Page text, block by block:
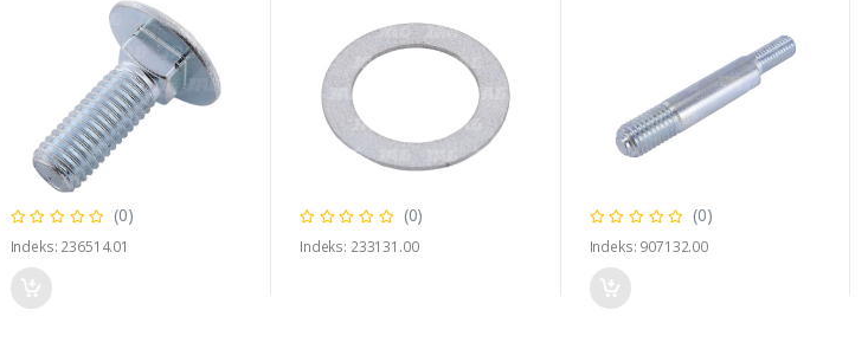
(0)
Indeks: 236514.01
(0)
Indeks: 233131.00
(0)
Indeks: 907132.00